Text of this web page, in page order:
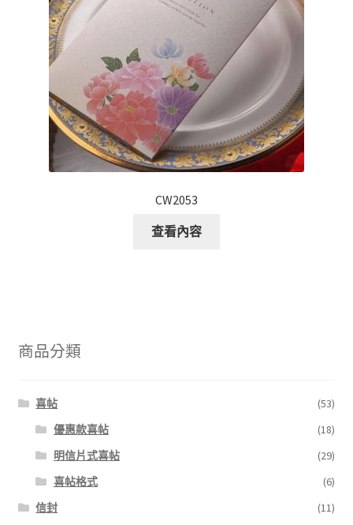
CW2053
查看內容
商品分類
喜帖
(53)
優惠款喜帖
(18)
明信片式喜帖
(29)
喜帖格式
(6)
信封
(11)